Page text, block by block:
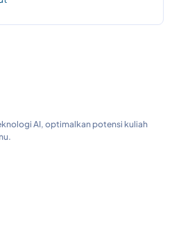
AI, optimalkan potensi kuliah